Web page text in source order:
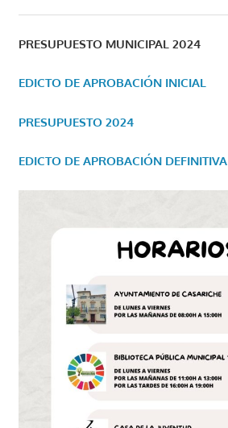
PRESUPUESTO MUNICIPAL 2024
EDICTO DE APROBACIÓN INICIAL
PRESUPUESTO 2024
EDICTO DE APROBACIÓN DEFINITIVA